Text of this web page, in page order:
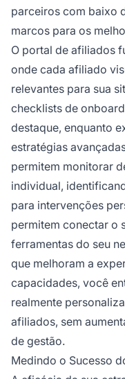
parceiros com baixo
marcos para os
O portal de afiliados
onde cada afiliado
relevantes para sua
checklists de
destaque, enquanto
estratégias
permitem monitorar
individual,
para intervenções
permitem conectar o
ferramentas do seu
que melhoram a
capacidades, você
realmente
afiliados, sem
de gestão.
Medindo o Sucesso